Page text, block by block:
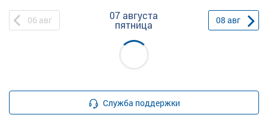
06 авг 07 августа
пятница 08 авг
Служба поддержки